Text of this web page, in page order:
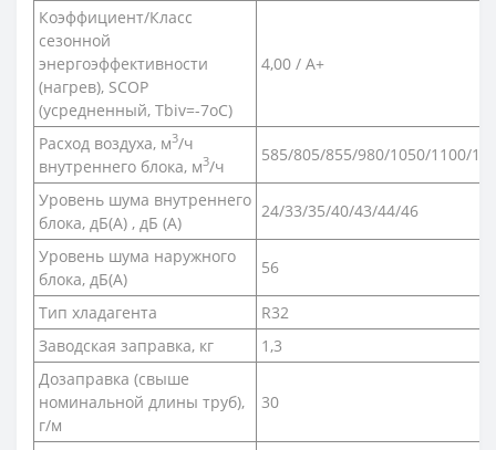
Коэффициент/Класс
сезонной
энергоэффективности
(нагрев), SCOP
(усредненный, Tbiv=-7oC)
4,00 / A+
Расход воздуха, м3/ч
внутреннего блока, м3/ч
585/805/855/980/1050/1100/
Уровень шума внутреннего
блока, дБ(A) , дБ (А)
24/33/35/40/43/44/46
Уровень шума наружного
блока, дБ(A)
56
Тип хладагента
R32
Заводская заправка, кг
1,3
Дозаправка (свыше
номинальной длины труб),
г/м
30